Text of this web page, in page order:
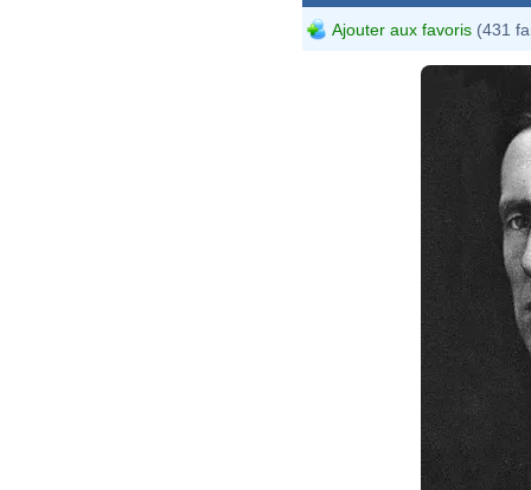
Ajouter aux favoris (431